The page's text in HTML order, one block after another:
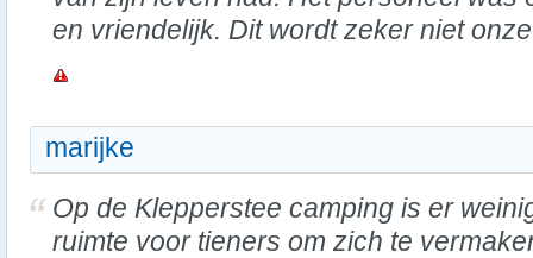
en vriendelijk. Dit wordt zeker niet
marijke
Op de Klepperstee camping is er
ruimte voor tieners om zich te